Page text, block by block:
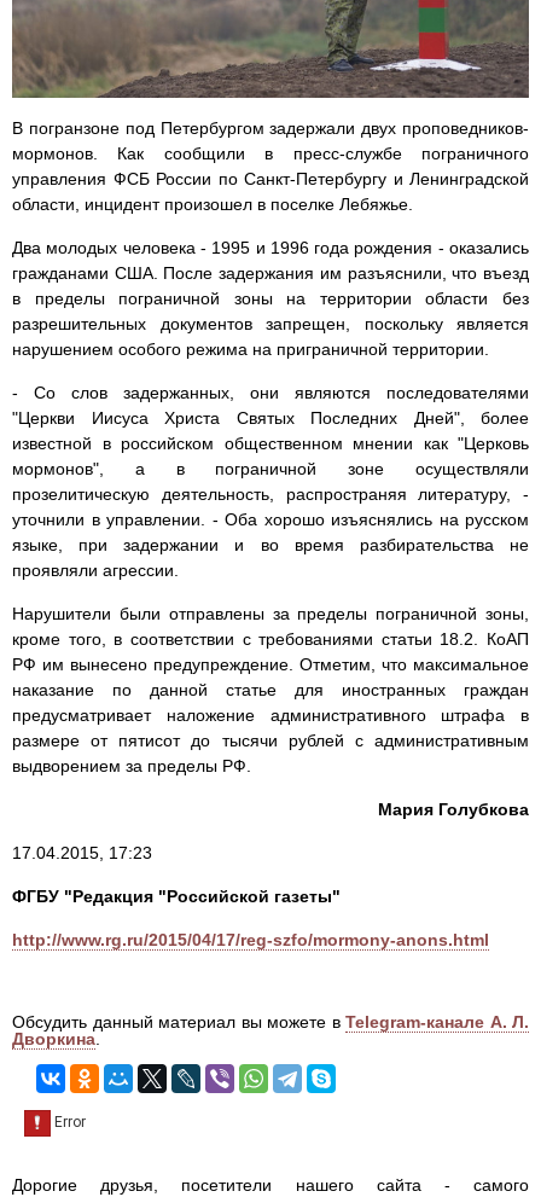
В погранзоне под Петербургом задержали двух проповедников-
мормонов. Как сообщили в пресс-службе пограничного
управления ФСБ России по Санкт-Петербургу и Ленинградской
области, инцидент произошел в поселке Лебяжье.
Два молодых человека - 1995 и 1996 года рождения - оказались
гражданами США. После задержания им разъяснили, что въезд
в пределы пограничной зоны на территории области без
разрешительных документов запрещен, поскольку является
нарушением особого режима на приграничной территории.
- Со слов задержанных, они являются последователями
"Церкви Иисуса Христа Святых Последних Дней", более
известной в российском общественном мнении как "Церковь
мормонов", а в пограничной зоне осуществляли
прозелитическую деятельность, распространяя литературу, -
уточнили в управлении. - Оба хорошо изъяснялись на русском
языке, при задержании и во время разбирательства не
проявляли агрессии.
Нарушители были отправлены за пределы пограничной зоны,
кроме того, в соответствии с требованиями статьи 18.2. КоАП
РФ им вынесено предупреждение. Отметим, что максимальное
наказание по данной статье для иностранных граждан
предусматривает наложение административного штрафа в
размере от пятисот до тысячи рублей с административным
выдворением за пределы РФ.
Мария Голубкова
17.04.2015, 17:23
ФГБУ "Редакция "Российской газеты"
http://www.rg.ru/2015/04/17/reg-szfo/mormony-anons.html
Обсудить данный материал вы можете в Telegram-канале А. Л.
Дворкина.
Дорогие друзья, посетители нашего сайта - самого